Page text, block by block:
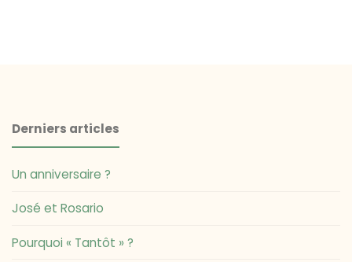
Derniers articles
Un anniversaire ?
José et Rosario
Pourquoi « Tantôt » ?